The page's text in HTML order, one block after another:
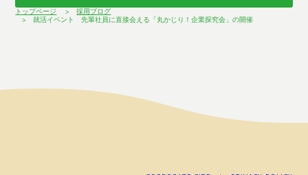
トップページ
採用ブログ
就活イベント 先輩社員に直接会える「丸かじり！企業探究会」の開催